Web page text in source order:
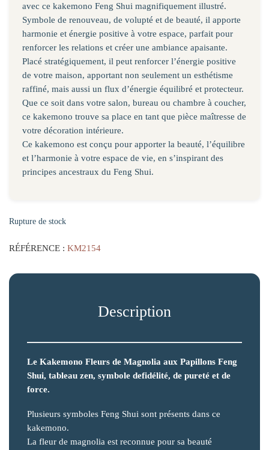
avec ce kakemono Feng Shui magnifiquement illustré.
Symbole de renouveau, de volupté et de beauté, il apporte
harmonie et énergie positive à votre espace, parfait pour
renforcer les relations et créer une ambiance apaisante.
Placé stratégiquement, il peut renforcer l’énergie positive
de votre maison, apportant non seulement un esthétisme
raffiné, mais aussi un flux d’énergie équilibré et protecteur.
Que ce soit dans votre salon, bureau ou chambre à coucher,
ce kakemono trouve sa place en tant que pièce maîtresse de
votre décoration intérieure.
Ce kakemono est conçu pour apporter la beauté, l’équilibre
et l’harmonie à votre espace de vie, en s’inspirant des
principes ancestraux du Feng Shui.
Rupture de stock
RÉFÉRENCE : KM2154
Description
Le Kakemono Fleurs de Magnolia aux Papillons Feng
Shui, tableau zen, symbole defidélité, de pureté et de
force.
Plusieurs symboles Feng Shui sont présents dans ce
kakemono.
La fleur de magnolia est reconnue pour sa beauté